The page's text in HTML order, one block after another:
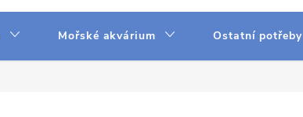
Mořské akvárium Ostatní potřeby